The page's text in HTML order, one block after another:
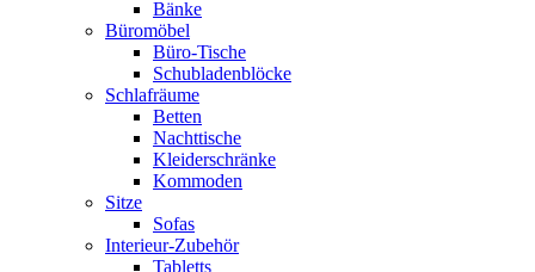
Bänke
Büromöbel
Büro-Tische
Schubladenblöcke
Schlafräume
Betten
Nachttische
Kleiderschränke
Kommoden
Sitze
Sofas
Interieur-Zubehör
Tabletts